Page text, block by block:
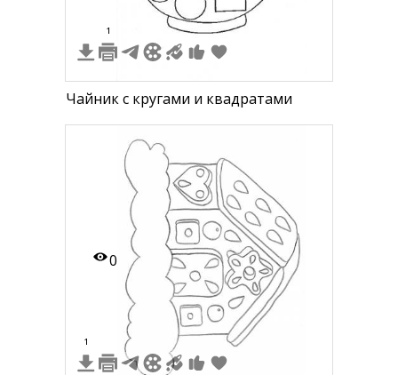
1
Чайник с кругами и квадратами
0
1